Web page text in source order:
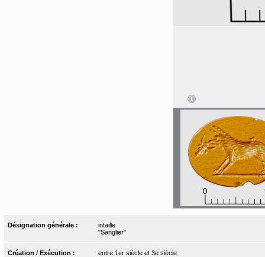
Désignation générale :
intaille
"Sanglier"
Création / Exécution : entre 1er siècle et 3e siècle